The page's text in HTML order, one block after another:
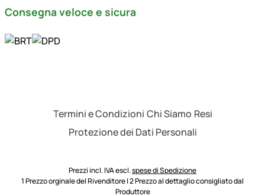
Consegna veloce e sicura
Termini e Condizioni Chi Siamo Resi
Protezione dei Dati Personali
Prezzi incl. IVA escl.spese di Spedizione
1 Prezzo orginale del Rivenditore | 2 Prezzo al dettaglio consigliato dal
Produttore